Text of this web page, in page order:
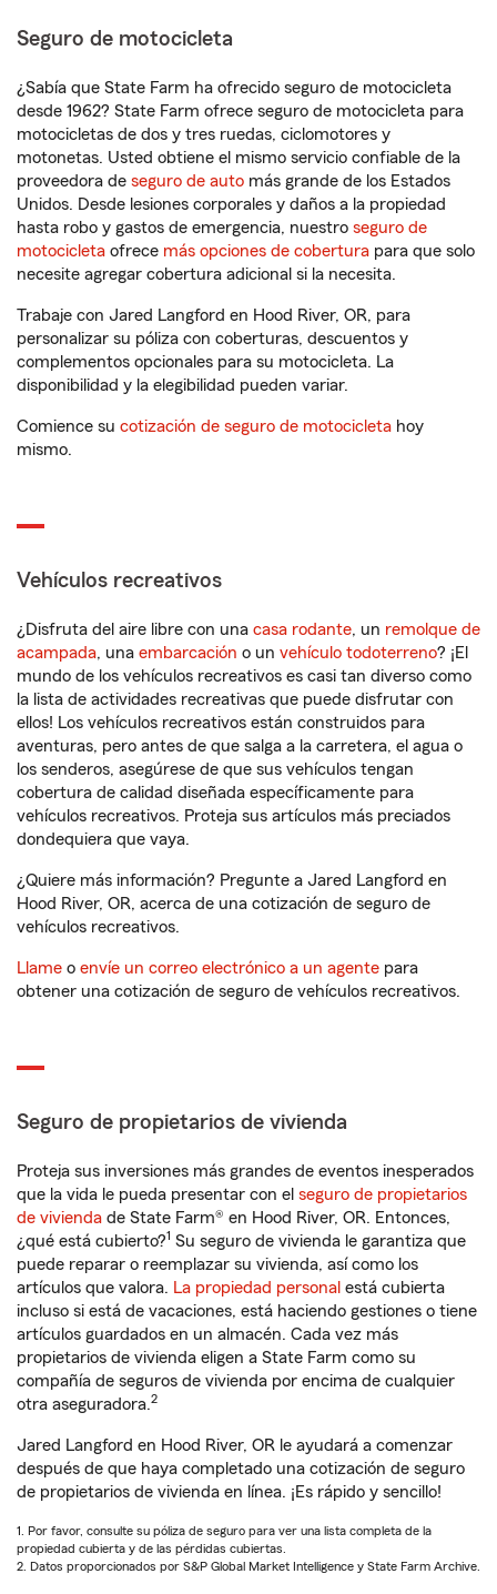
Seguro de motocicleta
¿Sabía que State Farm ha ofrecido seguro de motocicleta
desde 1962? State Farm ofrece seguro de motocicleta para
motocicletas de dos y tres ruedas, ciclomotores y
motonetas. Usted obtiene el mismo servicio confiable de la
proveedora de seguro de auto más grande de los Estados
Unidos. Desde lesiones corporales y daños a la propiedad
hasta robo y gastos de emergencia, nuestro seguro de
motocicleta ofrece más opciones de cobertura para que solo
necesite agregar cobertura adicional si la necesita.
Trabaje con Jared Langford en Hood River, OR, para
personalizar su póliza con coberturas, descuentos y
complementos opcionales para su motocicleta. La
disponibilidad y la elegibilidad pueden variar.
Comience su cotización de seguro de motocicleta hoy
mismo.
Vehículos recreativos
¿Disfruta del aire libre con una casa rodante, un remolque de
acampada, una embarcación o un vehículo todoterreno? ¡El
mundo de los vehículos recreativos es casi tan diverso como
la lista de actividades recreativas que puede disfrutar con
ellos! Los vehículos recreativos están construidos para
aventuras, pero antes de que salga a la carretera, el agua o
los senderos, asegúrese de que sus vehículos tengan
cobertura de calidad diseñada específicamente para
vehículos recreativos. Proteja sus artículos más preciados
dondequiera que vaya.
¿Quiere más información? Pregunte a Jared Langford en
Hood River, OR, acerca de una cotización de seguro de
vehículos recreativos.
Llame o envíe un correo electrónico a un agente para
obtener una cotización de seguro de vehículos recreativos.
Seguro de propietarios de vivienda
Proteja sus inversiones más grandes de eventos inesperados
que la vida le pueda presentar con el seguro de propietarios
de vivienda de State Farm® en Hood River, OR. Entonces,
¿qué está cubierto?1 Su seguro de vivienda le garantiza que
puede reparar o reemplazar su vivienda, así como los
artículos que valora. La propiedad personal está cubierta
incluso si está de vacaciones, está haciendo gestiones o tiene
artículos guardados en un almacén. Cada vez más
propietarios de vivienda eligen a State Farm como su
compañía de seguros de vivienda por encima de cualquier
otra aseguradora.2
Jared Langford en Hood River, OR le ayudará a comenzar
después de que haya completado una cotización de seguro
de propietarios de vivienda en línea. ¡Es rápido y sencillo!
1. Por favor, consulte su póliza de seguro para ver una lista completa de la
propiedad cubierta y de las pérdidas cubiertas.
2. Datos proporcionados por S&P Global Market Intelligence y State Farm Archive.